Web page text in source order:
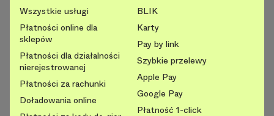
Wszystkie usługi
Płatności online dla
sklepów
Płatności dla działalności
nierejestrowanej
Płatności za rachunki
Doładowania online
BLIK
Karty
Pay by link
Szybkie przelewy
Apple Pay
Google Pay
Płatność 1-click